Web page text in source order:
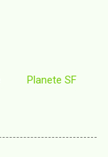
Planete SF